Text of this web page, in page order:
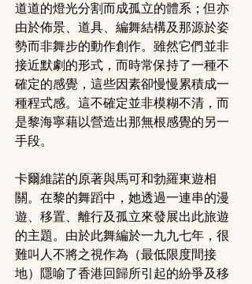
道道的燈光分割而成孤立的體系；但亦
由於佈景、道具、編舞結構及那源於姿
勢而非舞步的動作創作。雖然它們並非
接近默劇的形式，而時常保持了一種不
確定的感覺，這些因素卻慢慢累積成一
種程式感。這不確定並非模糊不清，而
是黎海寧藉以營造出那無根感覺的另一
手段。
卡爾維諾的原著與馬可和勃羅東遊相
關。在黎的舞蹈中，她透過一連串的漫
遊、移置、離行及孤立來發展出此旅遊
的主題。由於此舞編於一九九七年，很
難叫人不將之視作為（最低限度間接
地）隱喻了香港回歸所引起的紛爭及移